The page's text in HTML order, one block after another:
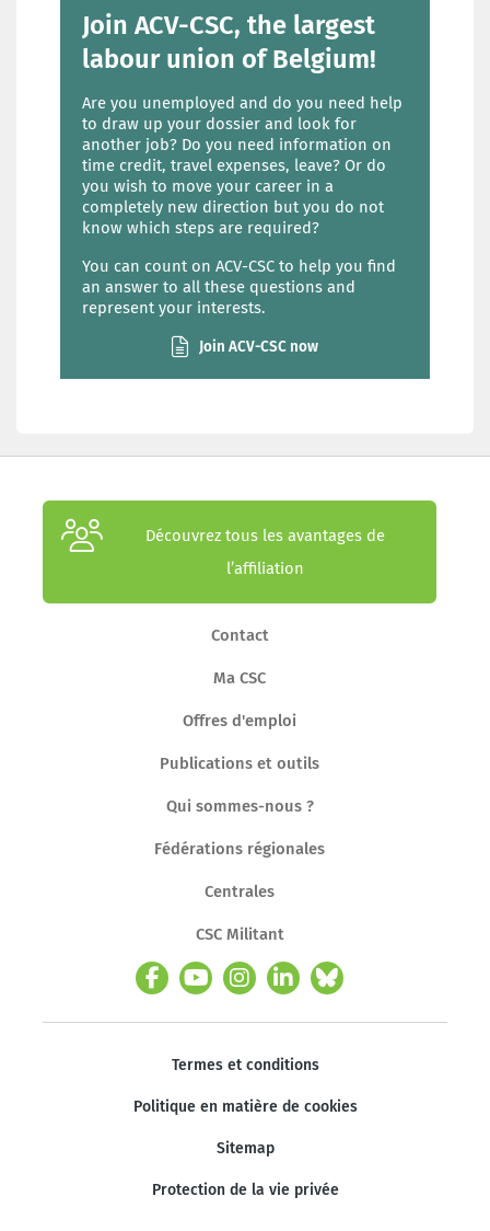
Join ACV-CSC, the largest
labour union of Belgium!
Are you unemployed and do you need help
to draw up your dossier and look for
another job? Do you need information on
time credit, travel expenses, leave? Or do
you wish to move your career in a
completely new direction but you do not
know which steps are required?
You can count on ACV-CSC to help you find
an answer to all these questions and
represent your interests.
Join ACV-CSC now
Découvrez tous les avantages de
l’affiliation
Contact
Ma CSC
Offres d'emploi
Publications et outils
Qui sommes-nous ?
Fédérations régionales
Centrales
CSC Militant
Termes et conditions
Politique en matière de cookies
Sitemap
Protection de la vie privée